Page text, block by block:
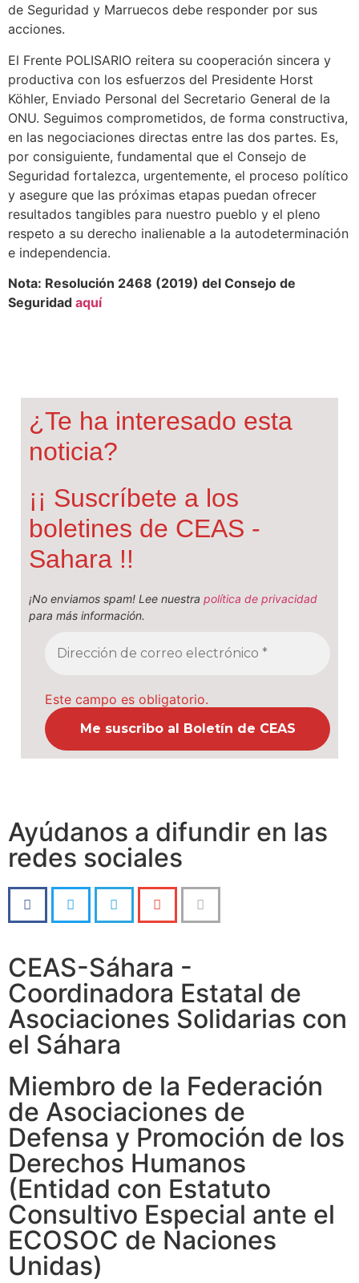
de Seguridad y Marruecos debe responder por sus
acciones.
El Frente POLISARIO reitera su cooperación sincera y
productiva con los esfuerzos del Presidente Horst
Köhler, Enviado Personal del Secretario General de la
ONU. Seguimos comprometidos, de forma constructiva,
en las negociaciones directas entre las dos partes. Es,
por consiguiente, fundamental que el Consejo de
Seguridad fortalezca, urgentemente, el proceso político
y asegure que las próximas etapas puedan ofrecer
resultados tangibles para nuestro pueblo y el pleno
respeto a su derecho inalienable a la autodeterminación
e independencia.
Nota: Resolución 2468 (2019) del Consejo de
Seguridad aquí
¿Te ha interesado esta
noticia?
¡¡ Suscríbete a los
boletines de CEAS -
Sahara !!
¡No enviamos spam! Lee nuestra política de privacidad
para más información.
Este campo es obligatorio.
Ayúdanos a difundir en las
redes sociales
CEAS-Sáhara -
Coordinadora Estatal de
Asociaciones Solidarias con
el Sáhara
Miembro de la Federación
de Asociaciones de
Defensa y Promoción de los
Derechos Humanos
(Entidad con Estatuto
Consultivo Especial ante el
ECOSOC de Naciones
Unidas)